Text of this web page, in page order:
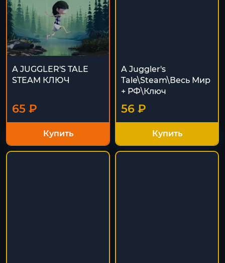
A JUGGLER'S TALE
STEAM КЛЮЧ
65 ₽
Купить
A Juggler's
Tale\Steam\Весь Мир
+ РФ\Ключ
56 ₽
Купить